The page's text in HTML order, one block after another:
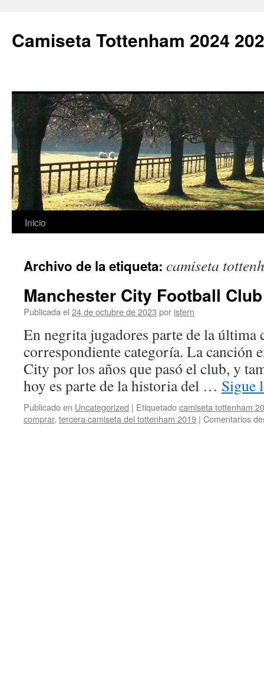
Camiseta Tottenham 2024
Saltar
contenido
Inicio
Archivo de la etiqueta: camiseta
Manchester City Football Club
Publicada el 24 de octubre de 2023 por istern
En negrita jugadores parte de la última
correspondiente categoría. La canción
City por los años que pasó el club, y
hoy es parte de la historia del … Sigue
Publicado en Uncategorized | Etiquetadocamiseta tottenham
comprar, tercera camiseta del tottenham 2019 | Comentarios